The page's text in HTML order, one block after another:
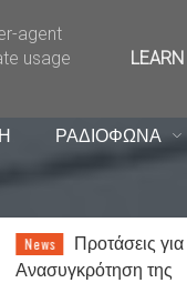
ΡΑΔΙΟΦΩΝΑ
News
agent
usage